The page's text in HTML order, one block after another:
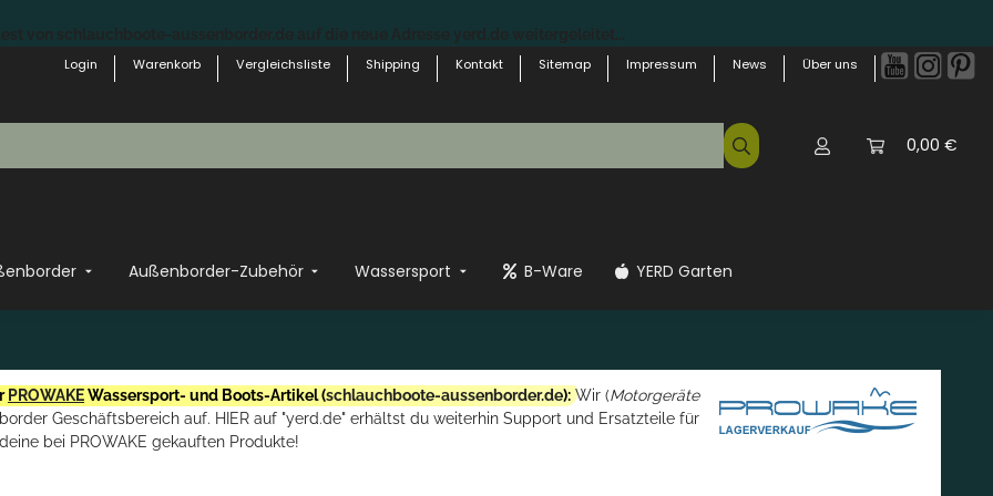
Login
Warenkorb Vergleichsliste Shipping Kontakt Sitemap Impressum News Über uns
0,00 €
Außenborder-Zubehör Wassersport B-Ware YERD Garten
PROWAKEWassersport- und Boots-Artikel (schlauchboote-aussenborder.de): Wir (Motorgeräte
Geschäftsbereich auf. HIER auf "yerd.de" erhältst du weiterhin Support und Ersatzteile für
deine bei PROWAKE gekauften Produkte!